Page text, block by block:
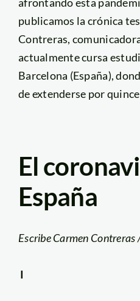
afrontando esta
publicamos la crónica
Contreras,
actualmente cursa
Barcelona (España),
de extenderse por
El
España
Escribe Carmen Contreras
I